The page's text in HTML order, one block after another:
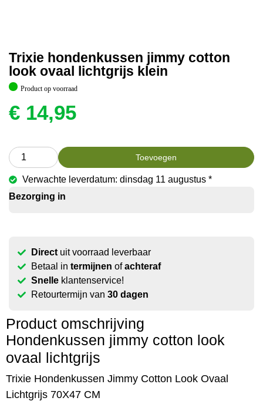
Trixie hondenkussen jimmy cotton
look ovaal lichtgrijs klein
Product op voorraad
€ 14,95
Toevoegen
Verwachte leverdatum: dinsdag 11 augustus *
Bezorging in
Directuit voorraad leverbaar
Betaal in termijnen ofachteraf
Snelleklantenservice!
Retourtermijn van 30 dagen
Product omschrijving
Hondenkussen jimmy cotton look
ovaal lichtgrijs
Trixie Hondenkussen Jimmy Cotton Look Ovaal
Lichtgrijs 70X47 CM